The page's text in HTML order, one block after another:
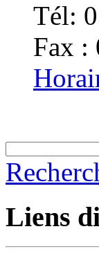
Tél:
Fax :
Liens